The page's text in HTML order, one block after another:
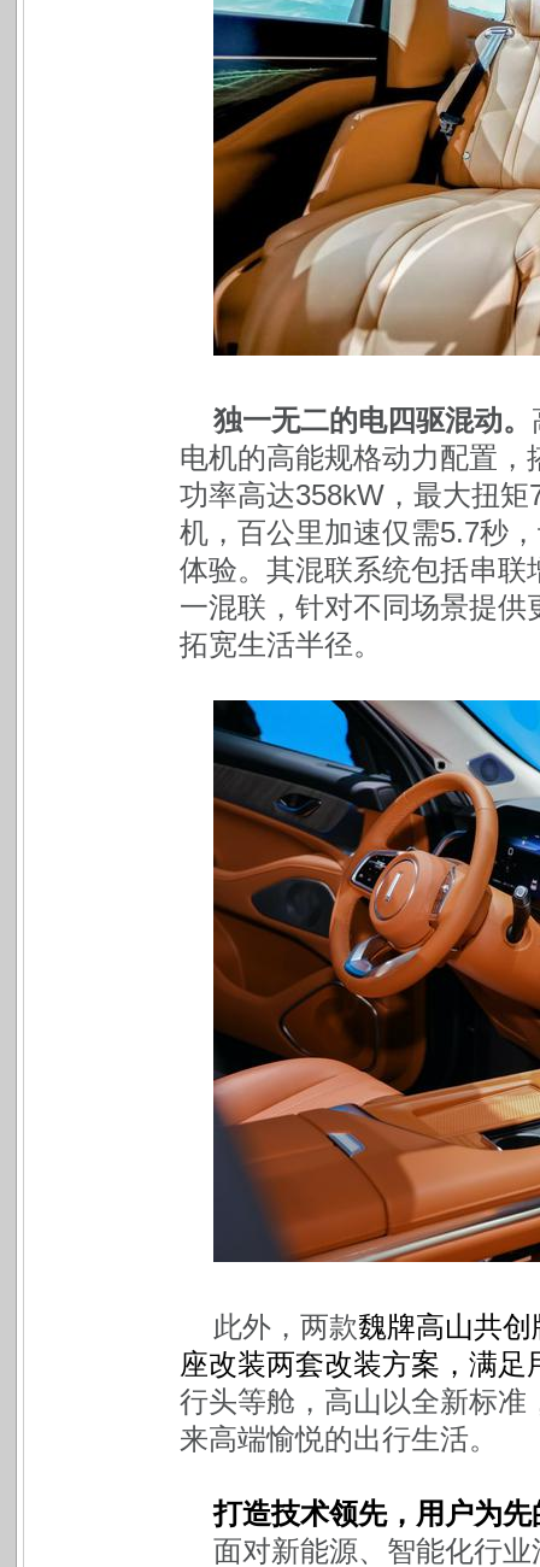
独一无二的电四驱混动。
电机的高能规格动力配置
功率高达358kW，最大扭矩
机， 百公里加速仅需5.7秒
体验。其混联系统包括串
一混联，针对不同场景提
拓宽生活半径。
此外，两款魏牌高山共
座改装两套改装方案，满
行头等舱，高山以全新标准
来高端愉悦的出行生活。
打造技术领先，用户为
面对新能源、智能化行业